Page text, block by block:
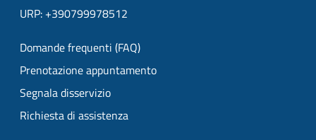
URP: +390799978512
Domande frequenti (FAQ)
Prenotazione appuntamento
Segnala disservizio
Richiesta di assistenza